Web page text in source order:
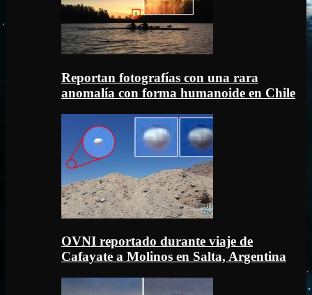
Reportan fotografías con una rara
anomalía con forma humanoide en Chile
OVNI reportado durante viaje de
Cafayate a Molinos en Salta, Argentina